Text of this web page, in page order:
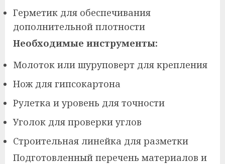
Герметик для обеспечивания
дополнительной плотности
Необходимые инструменты:
Молоток или шуруповерт для крепления
Нож для гипсокартона
Рулетка и уровень для точности
Уголок для проверки углов
Строительная линейка для разметки
Подготовленный перечень материалов и